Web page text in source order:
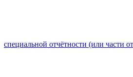
специальной отчётности (или части